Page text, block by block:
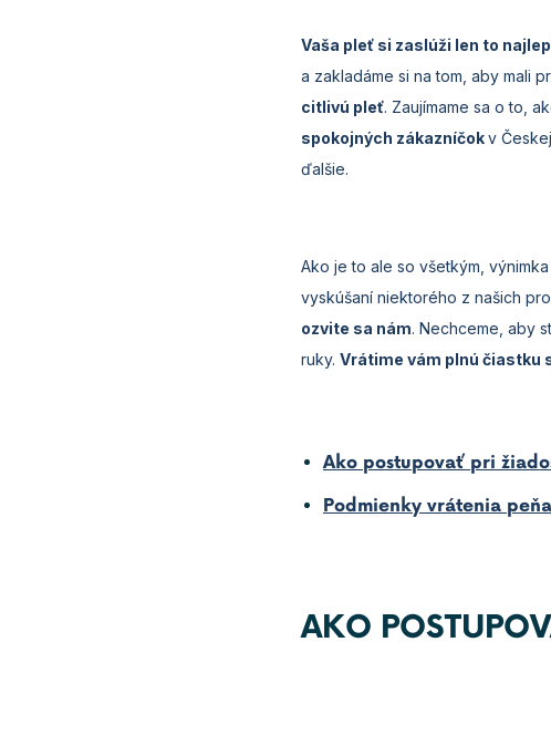
Vaša pleť si zaslúži len to
a zakladáme si na tom, aby mali
citlivú pleť. Zaujímame sa o to,
spokojných zákazníčokv
ďalšie.
Ako je to ale so všetkým,
vyskúšaní niektorého z našich
ozvite sa nám. Nechceme, aby
ruky. Vrátime vám plnú čiastku
Ako postupovať pri
Podmienky vrátenia
AKO